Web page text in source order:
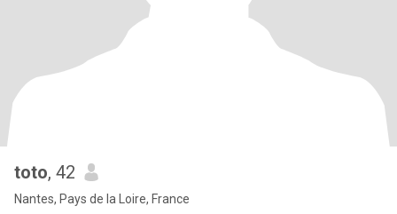
toto, 42
Nantes, Pays de la Loire, France